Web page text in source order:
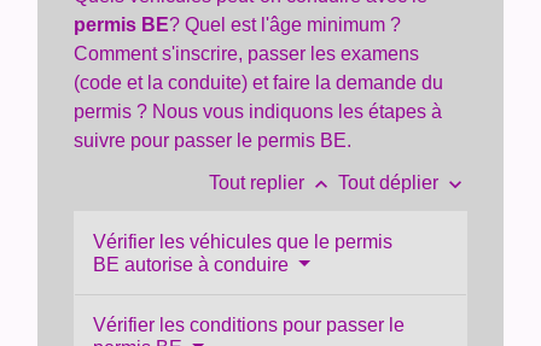
permis BE? Quel est l'âge minimum ?
Comment s'inscrire, passer les examens
(code et la conduite) et faire la demande du
permis ? Nous vous indiquons les étapes à
suivre pour passer le permis BE.
Tout replier keyboard_arrow_up Tout déplier keyboard_arrow_down
Vérifier les véhicules que le permis
BE autorise à conduire
Vérifier les conditions pour passer le